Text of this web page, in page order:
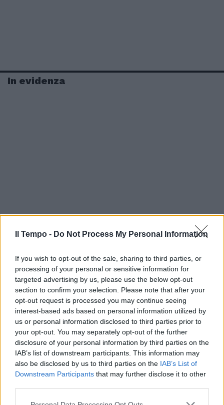
Il Tempo - Do Not Process My Personal Information
If you wish to opt-out of the sale, sharing to third parties, or
processing of your personal or sensitive information for
targeted advertising by us, please use the below opt-out
section to confirm your selection. Please note that after your
opt-out request is processed you may continue seeing
interest-based ads based on personal information utilized by
us or personal information disclosed to third parties prior to
your opt-out. You may separately opt-out of the further
disclosure of your personal information by third parties on the
IAB’s list of downstream participants. This information may
also be disclosed by us to third parties on the IAB’s List of
Downstream Participants that may further disclose it to other
In evidenza